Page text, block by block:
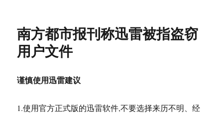
南方都市报刊称迅雷被指盗窃
用户文件
谨慎使用迅雷建议
1.使用官方正式版的迅雷软件,不要选择来历不明、经